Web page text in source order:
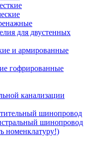
для двустенных
и армированные
гофрированные
канализации
шинопровод
шинопровод
номенклатуру!)